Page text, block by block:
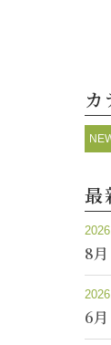
カ
最
8
6